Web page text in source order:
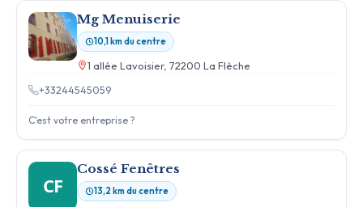
Mg Menuiserie
10,1 km du centre
1 allée Lavoisier, 72200 La Flèche
+33244545059
C'est votre entreprise ?
CF
Cossé Fenêtres
13,2 km du centre